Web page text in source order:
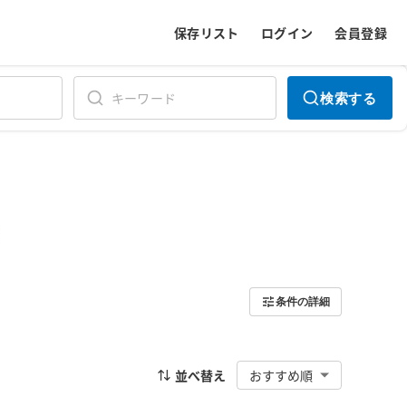
保存リスト ログイン 会員登録
検索する
条件の詳細
並べ替え おすすめ順